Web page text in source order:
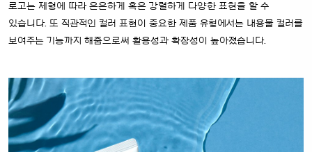
로고는 제형에 따라 은은하게 혹은 강렬하게 다양한 표현을 할 수
있습니다. 또 직관적인 컬러 표현이 중요한 제품 유형에서는 내용물 컬러를
보여주는 기능까지 해줌으로써 활용성과 확장성이 높아졌습니다.